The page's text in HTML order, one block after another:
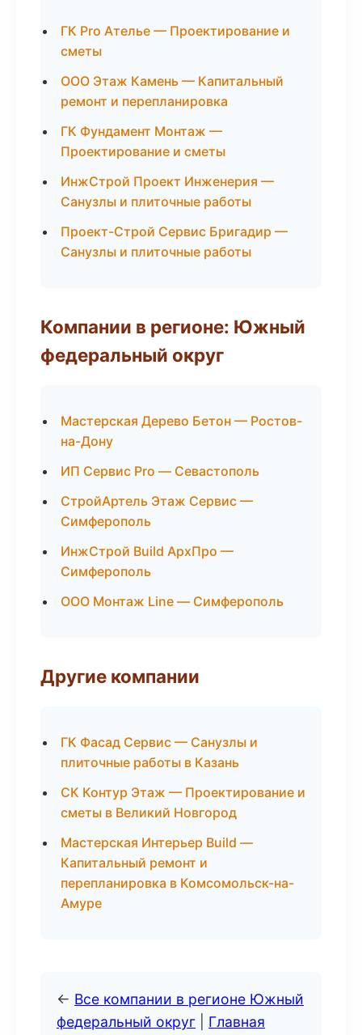
ГК Pro Ателье — Проектирование и
сметы
ООО Этаж Камень — Капитальный
ремонт и перепланировка
ГК Фундамент Монтаж —
Проектирование и сметы
ИнжСтрой Проект Инженерия —
Санузлы и плиточные работы
Проект-Строй Сервис Бригадир —
Санузлы и плиточные работы
Компании в регионе: Южный
федеральный округ
Мастерская Дерево Бетон — Ростов-
на-Дону
ИП Сервис Pro — Севастополь
СтройАртель Этаж Сервис —
Симферополь
ИнжСтрой Build АрхПро —
Симферополь
ООО Монтаж Line — Симферополь
Другие компании
ГК Фасад Сервис — Санузлы и
плиточные работы в Казань
СК Контур Этаж — Проектирование и
сметы в Великий Новгород
Мастерская Интерьер Build —
Капитальный ремонт и
перепланировка в Комсомольск-на-
Амуре
← Все компании в регионе Южный
федеральный округ
Главная